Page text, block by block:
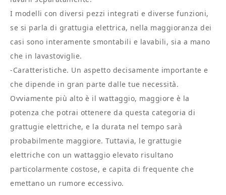
I modelli con diversi pezzi integrati e diverse funzioni,
se si parla di grattugia elettrica, nella maggioranza dei
casi sono interamente smontabili e lavabili, sia a mano
che in lavastoviglie.
-Caratteristiche. Un aspetto decisamente importante e
che dipende in gran parte dalle tue necessità.
Ovviamente più alto è il wattaggio, maggiore è la
potenza che potrai ottenere da questa categoria di
grattugie elettriche, e la durata nel tempo sarà
probabilmente maggiore. Tuttavia, le grattugie
elettriche con un wattaggio elevato risultano
particolarmente costose, e capita di frequente che
emettano un rumore eccessivo.